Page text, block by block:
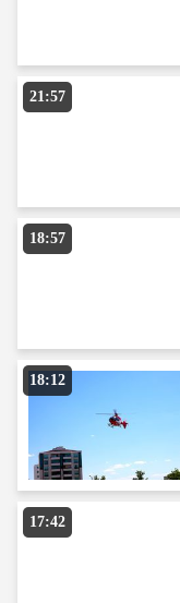
21:57
18:57
18:12
17:42